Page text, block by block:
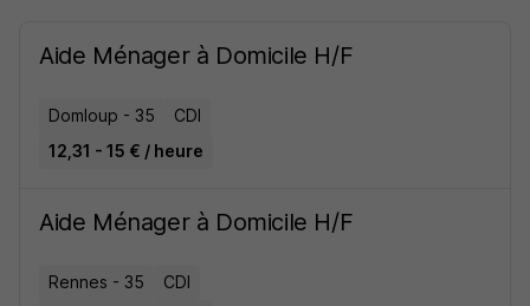
Aide Ménager à Domicile H/F
Domloup - 35
CDI
12,31 - 15 € / heure
Aide Ménager à Domicile H/F
Rennes - 35
CDI